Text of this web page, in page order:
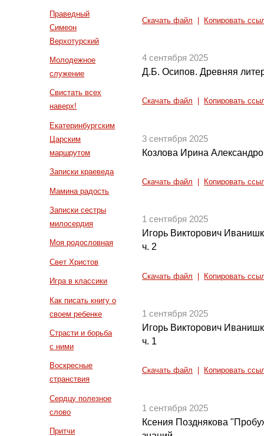
Праведный
Симеон
Верхотурский
Молодежное
служение
Свистать всех
наверх!
Екатеринбургским
Царским
маршрутом
Записки краеведа
Мамина радость
Записки сестры
милосердия
Моя родословная
Свет Христов
Игра в классики
Как писать книгу о
своем ребенке
Страсти и борьба
с ними
Воскресные
странствия
Сердцу полезное
слово
Притчи
Скачать файл Копировать
4 сентября 2025
Д.Б. Осипов. Древняя
Скачать файл Копировать
3 сентября 2025
Козлова Ирина
Скачать файл Копировать
1 сентября 2025
Игорь Викторович
ч. 2
Скачать файл Копировать
1 сентября 2025
Игорь Викторович
ч. 1
Скачать файл Копировать
1 сентября 2025
Ксения Позднякова